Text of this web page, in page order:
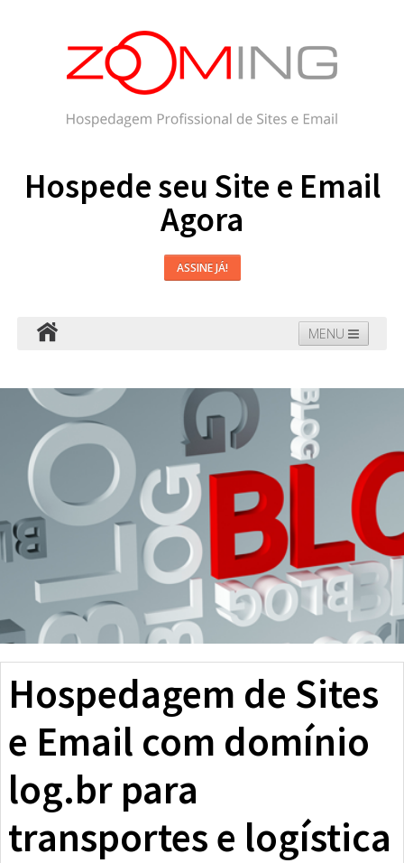
Hospede seu Site e Email
Agora
ASSINE JÁ!
MENU
Domínios Blog Suporte
Hospedagem de Sites
e Email com domínio
log.br para
transportes e logística